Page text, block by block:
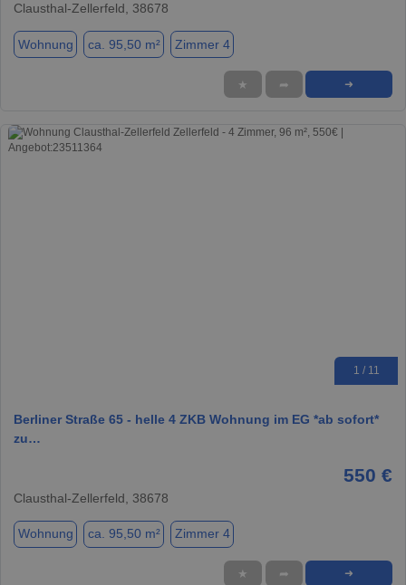
Clausthal-Zellerfeld, 38678
Wohnung ca. 95,50 m² Zimmer 4
★ ➦ ➜
1 / 11
Berliner Straße 65 - helle 4 ZKB Wohnung im EG *ab sofort*
zu…
550 €
Clausthal-Zellerfeld, 38678
Wohnung ca. 95,50 m² Zimmer 4
★ ➦ ➜